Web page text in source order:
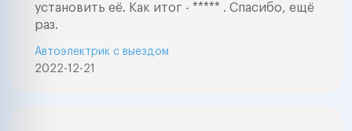
установить её. Как итог - ***** . Спасибо, ещё
раз.
2022-12-21
Автоэлектрик с выездом